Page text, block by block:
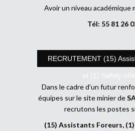
Avoir un niveau académique
Tél: 55 81 26
RECRUTEMENT (15)
et (1) Safety
Dans le cadre d’un futur
équipes sur le site minier de
recrutons les postes
(15) Assistants Foreurs,